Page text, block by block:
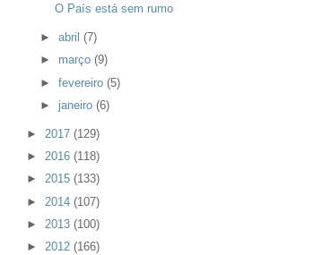
O País está sem rumo
►abril(7)
► março(9)
►fevereiro(5)
► janeiro(6)
► 2017 (129)
► 2016 (118)
► 2015 (133)
► 2014 (107)
► 2013 (100)
► 2012 (166)